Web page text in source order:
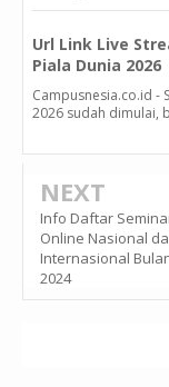
Url Link Live
Piala Dunia 2026
Campusnesia.co.id -
2026 sudah dimulai,
NEXT
Info Daftar
Online Nasional
Internasional
2024